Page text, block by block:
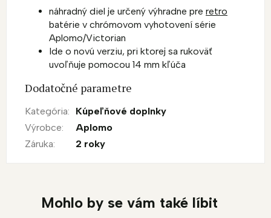
náhradný diel je určený výhradne pre retro
batérie v chrómovom vyhotovení série
Aplomo/Victorian
Ide o novú verziu, pri ktorej sa rukoväť
uvoľňuje pomocou 14 mm kľúča
Dodatočné parametre
Kategória:
Kúpeľňové doplnky
Výrobce:
Aplomo
Záruka: 2 roky
Mohlo by se vám také líbit